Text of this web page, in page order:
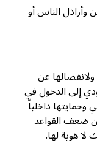
الناس أو
عن
إلى الدخول في
وحمايتها داخلياً
ضعف القواعد
لا هوية لها.